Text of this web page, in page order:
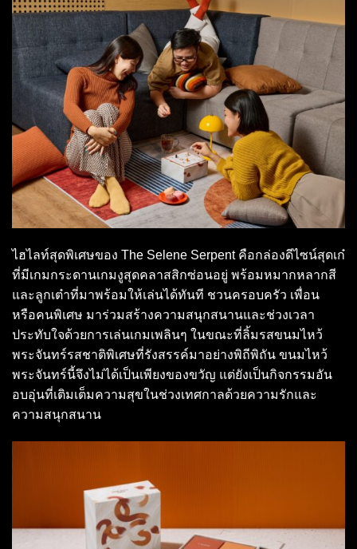
ไฮไลท์สุดพิเศษของ The Selene Serpent คือกล่องดีไซน์สุดเก๋
ที่มีเกมกระดานเกมงูสุดคลาสสิกซ่อนอยู่ พร้อมหมากหลากสี
และลูกเต๋าที่มาพร้อมให้เล่นได้ทันที ชวนครอบครัว เพื่อน
หรือคนพิเศษ มาร่วมสร้างความสนุกสนานและช่วงเวลา
ประทับใจด้วยการเล่นเกมเพลินๆ ในขณะที่ลิ้มรสขนมไหว้
พระจันทร์รสชาติพิเศษที่รังสรรค์มาอย่างพิถีพิถัน ขนมไหว้
พระจันทร์นี้จึงไม่ได้เป็นเพียงของขวัญ แต่ยังเป็นกิจกรรมอัน
อบอุ่นที่เติมเต็มความสุขในช่วงเทศกาลด้วยความรักและ
ความสนุกสนาน